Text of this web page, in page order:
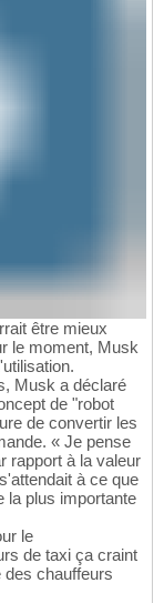
être mieux
le moment, Musk
Musk a déclaré
de "robot
de convertir les
« Je pense
rapport à la valeur
à ce que
la plus importante
le
de taxi ça craint
des chauffeurs